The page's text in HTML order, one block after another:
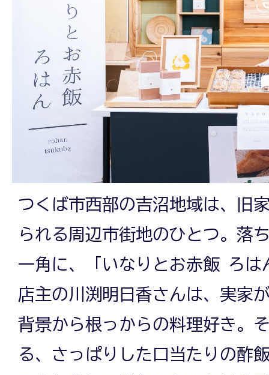
つくば市西部の吉沼地域は、旧
られる周辺市街地のひとつ。落
一角に、「いなりとお赤飯 ろは
店主の川渕明日香さんは、実家
背景から根っからの料理好き。
る、さっぱりした口当たりの酢